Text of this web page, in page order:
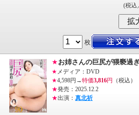
(税込
枚
★お姉さんの巨尻が猥褻過
★ メディア：DVD
★4,598円→特価3,816円
（税込）
★発売：2025.12.2
★出演： 真北祈